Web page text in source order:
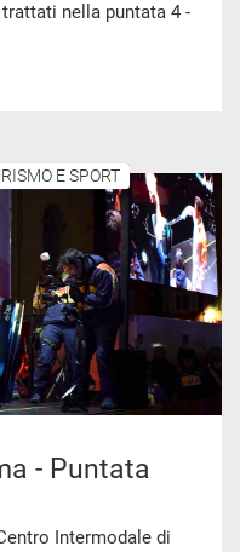
nella puntata 4 -
E SPORT
- Puntata
Intermodale di